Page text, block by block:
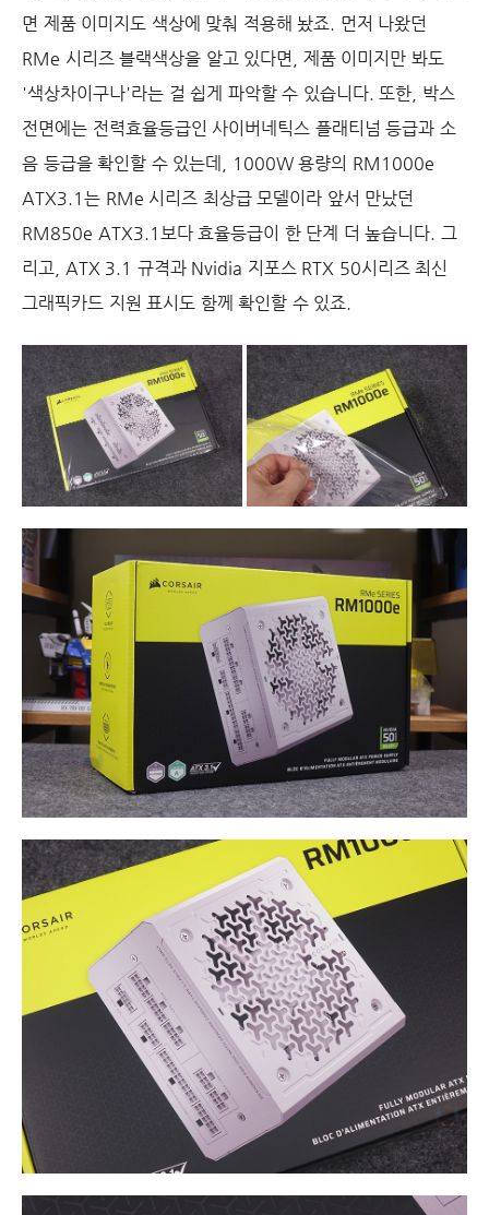
면 제품 이미지도 색상에 맞춰 적용해 놨죠. 먼저 나왔던
RMe 시리즈 블랙색상을 알고 있다면, 제품 이미지만 봐도
'색상차이구나'라는 걸 쉽게 파악할 수 있습니다. 또한, 박스
전면에는 전력효율등급인 사이버네틱스 플래티넘 등급과 소
음 등급을 확인할 수 있는데, 1000W 용량의 RM1000e
ATX3.1는 RMe 시리즈 최상급 모델이라 앞서 만났던
RM850e ATX3.1보다 효율등급이 한 단계 더 높습니다. 그
리고, ATX 3.1 규격과 Nvidia 지포스 RTX 50시리즈 최신
그래픽카드 지원 표시도 함께 확인할 수 있죠.